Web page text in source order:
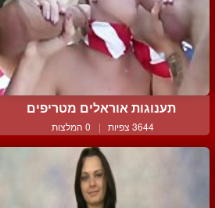
תענוגות אוראלים מטריפים
3644 צפיות | 0 המלצות